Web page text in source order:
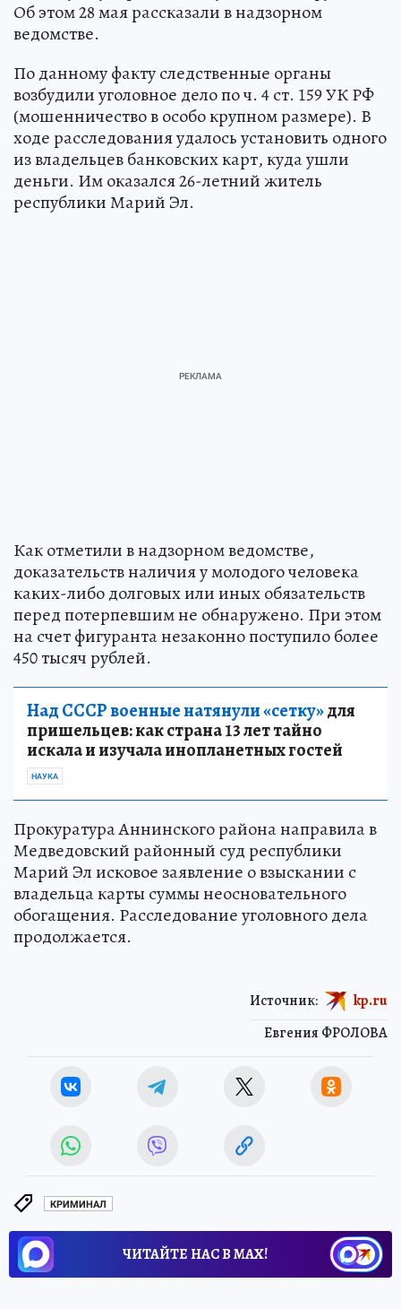
Об этом 28 мая рассказали в надзорном
ведомстве.
По данному факту следственные органы
возбудили уголовное дело по ч. 4 ст. 159 УК РФ
(мошенничество в особо крупном размере). В
ходе расследования удалось установить одного
из владельцев банковских карт, куда ушли
деньги. Им оказался 26-летний житель
республики Марий Эл.
Как отметили в надзорном ведомстве,
доказательств наличия у молодого человека
каких-либо долговых или иных обязательств
перед потерпевшим не обнаружено. При этом
на счет фигуранта незаконно поступило более
450 тысяч рублей.
Над СССР военные натянули «сетку»для
пришельцев: как страна 13 лет тайно
искала и изучала инопланетных гостей
НАУКА
Прокуратура Аннинского района направила в
Медведовский районный суд республики
Марий Эл исковое заявление о взыскании с
владельца карты суммы неосновательного
обогащения. Расследование уголовного дела
продолжается.
Евгения ФРОЛОВА
Источник: kp.ru
КРИМИНАЛ
ЧИТАЙТЕ НАС В МАХ!